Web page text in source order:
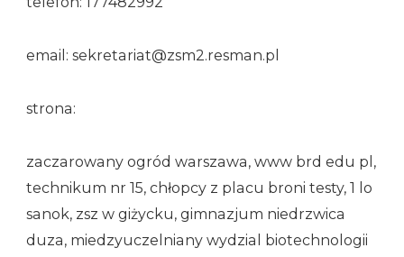
email: sekretariat@zsm2.resman.pl
strona:
zaczarowany ogród warszawa, www brd edu pl,
technikum nr 15, chłopcy z placu broni testy, 1 lo
sanok, zsz w giżycku, gimnazjum niedrzwica
duza, miedzyuczelniany wydzial biotechnologii